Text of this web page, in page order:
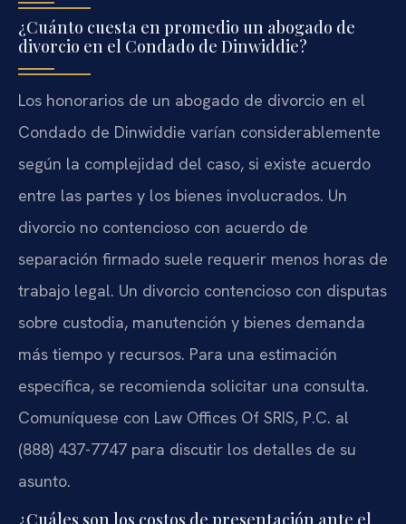
¿Cuánto cuesta en promedio un abogado de
divorcio en el Condado de Dinwiddie?
Los honorarios de un abogado de divorcio en el
Condado de Dinwiddie varían considerablemente
según la complejidad del caso, si existe acuerdo
entre las partes y los bienes involucrados. Un
divorcio no contencioso con acuerdo de
separación firmado suele requerir menos horas de
trabajo legal. Un divorcio contencioso con disputas
sobre custodia, manutención y bienes demanda
más tiempo y recursos. Para una estimación
específica, se recomienda solicitar una consulta.
Comuníquese con Law Offices Of SRIS, P.C. al
(888) 437-7747 para discutir los detalles de su
asunto.
¿Cuáles son los costos de presentación ante el